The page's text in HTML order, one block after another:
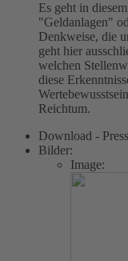
Es geht in
"Geldanlagen"
Denkweise, die
geht hier
welchen
diese
Reichtum.
Download -
Bilder:
Image: